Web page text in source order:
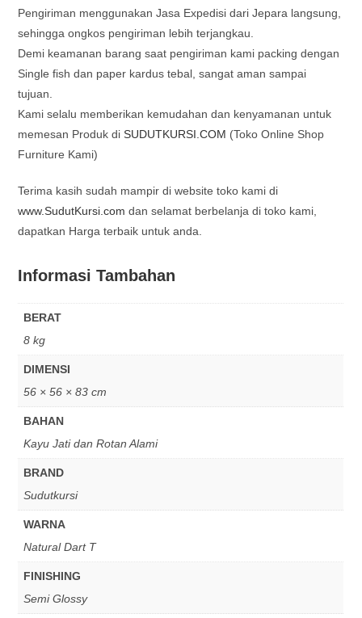
Pengiriman menggunakan Jasa Expedisi dari Jepara langsung,
sehingga ongkos pengiriman lebih terjangkau.
Demi keamanan barang saat pengiriman kami packing dengan
Single fish dan paper kardus tebal, sangat aman sampai
tujuan.
Kami selalu memberikan kemudahan dan kenyamanan untuk
memesan Produk diSUDUTKURSI.COM (Toko Online Shop
Furniture Kami)
Terima kasih sudah mampir di website toko kami di
www.SudutKursi.com dan selamat berbelanja di toko kami,
dapatkan Harga terbaik untuk anda.
Informasi Tambahan
BERAT
8 kg
DIMENSI
56 × 56 × 83 cm
BAHAN
Kayu Jati dan Rotan Alami
BRAND
Sudutkursi
WARNA
Natural Dart T
FINISHING
Semi Glossy